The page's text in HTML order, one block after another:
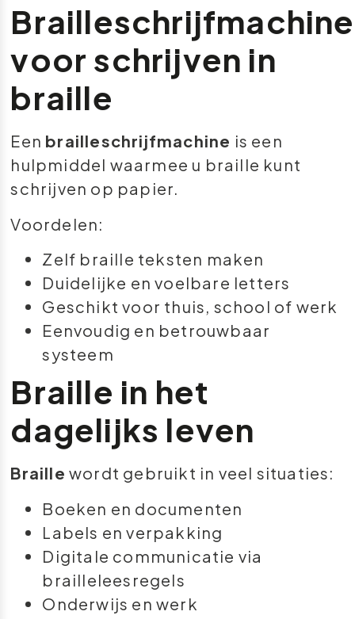
Brailleschrijfmachine
voor schrijven in
braille
Een brailleschrijfmachine is een
hulpmiddel waarmee u braille kunt
schrijven op papier.
Voordelen:
Zelf braille teksten maken
Duidelijke en voelbare letters
Geschikt voor thuis, school of werk
Eenvoudig en betrouwbaar
systeem
Braille in het
dagelijks leven
Braille wordt gebruikt in veel situaties:
Boeken en documenten
Labels en verpakking
Digitale communicatie via
brailleleesregels
Onderwijs en werk